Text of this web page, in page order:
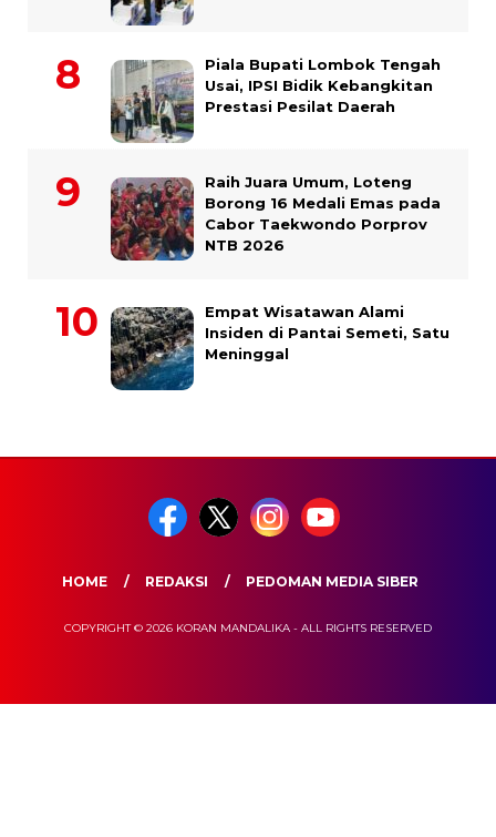
Piala Bupati Lombok Tengah
Usai, IPSI Bidik Kebangkitan
Prestasi Pesilat Daerah
Raih Juara Umum, Loteng
Borong 16 Medali Emas pada
Cabor Taekwondo Porprov
NTB 2026
Empat Wisatawan Alami
Insiden di Pantai Semeti, Satu
Meninggal
HOME REDAKSI PEDOMAN MEDIA SIBER
COPYRIGHT © 2026 KORAN MANDALIKA - ALL RIGHTS RESERVED